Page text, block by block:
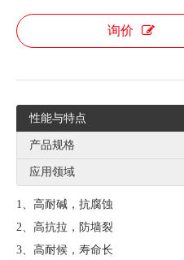
询价
性能与特点
产品规格
应用领域
1、高耐碱，抗腐蚀
2、高抗拉，防墙裂
3、高耐候，寿命长